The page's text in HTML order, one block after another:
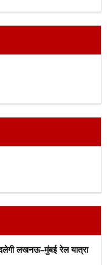
लखनऊ–मुंबई रेल यात्रा